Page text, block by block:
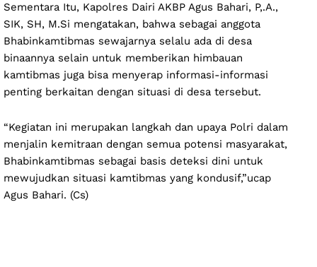
Sementara Itu, Kapolres Dairi AKBP Agus Bahari, P,.A.,
SIK, SH, M.Si mengatakan, bahwa sebagai anggota
Bhabinkamtibmas sewajarnya selalu ada di desa
binaannya selain untuk memberikan himbauan
kamtibmas juga bisa menyerap informasi-informasi
penting berkaitan dengan situasi di desa tersebut.
“Kegiatan ini merupakan langkah dan upaya Polri dalam
menjalin kemitraan dengan semua potensi masyarakat,
Bhabinkamtibmas sebagai basis deteksi dini untuk
mewujudkan situasi kamtibmas yang kondusif,”ucap
Agus Bahari. (Cs)